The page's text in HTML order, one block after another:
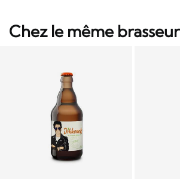
Chez le même brasseur